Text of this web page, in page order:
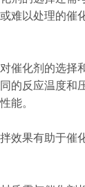
难以处理的催
化剂的选择和
反应温度和
能。
果有助于催